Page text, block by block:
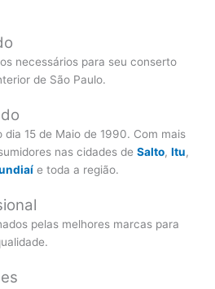
necessários para seu conserto
de São Paulo.
15 de Maio de 1990. Com mais
nas cidades deSalto,Itu,
e toda a região.
pelas melhores marcas para